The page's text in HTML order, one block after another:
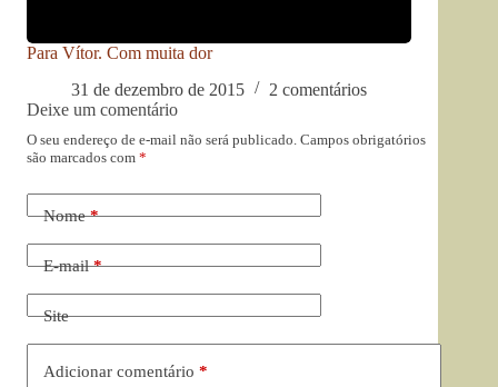
Para Vítor. Com muita dor
31 de dezembro de 2015
2 comentários
Deixe um comentário
O seu endereço de e-mail não será publicado. Campos obrigatórios
são marcados com *
Nome*
E-mail*
Site
Adicionar comentário *